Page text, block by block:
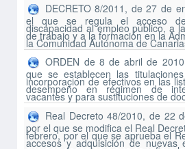
DECRETO 8/2011, de 27 de
el que se regula el acceso
discapacidad al empleo público, a
de trabajo y a la formación en la
la Comunidad Autónoma de
ORDEN de 8 de abril de
que se establecen las
incorporación de efectivos en las
desempeño en régimen de
vacantes y para sustituciones de
Real Decreto 48/2010, de 22
por el que se modifica el Real
febrero, por el que se aprueba el
accesos y adquisición de nuevas